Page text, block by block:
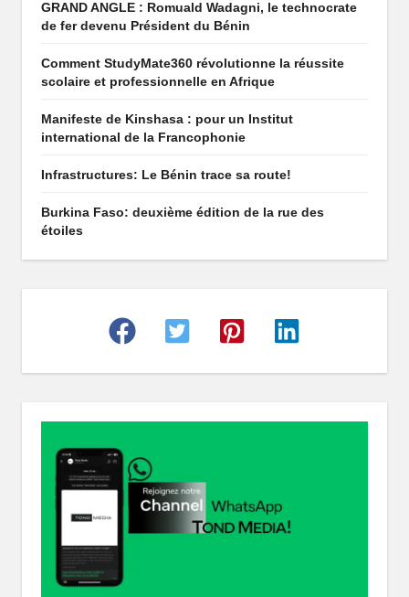
ai
v
GRAND ANGLE : Romuald Wadagni, le technocrate
de fer devenu Président du Bénin
Comment StudyMate360 révolutionne la réussite
scolaire et professionnelle en Afrique
Manifeste de Kinshasa : pour un Institut
international de la Francophonie
Infrastructures: Le Bénin trace sa route!
Burkina Faso: deuxième édition de la rue des
étoiles